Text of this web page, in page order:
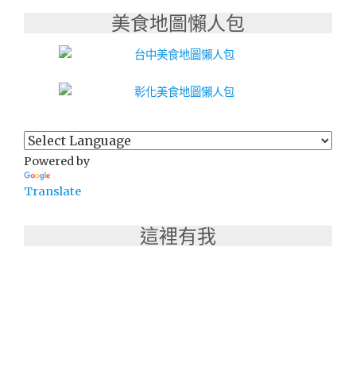
美食地圖懶人包
Powered by
Translate
這裡有我